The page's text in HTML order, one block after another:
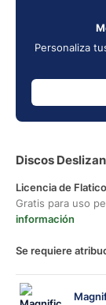
Personaliza
Discos
Licencia de
Gratis para uso
información
Se requiere